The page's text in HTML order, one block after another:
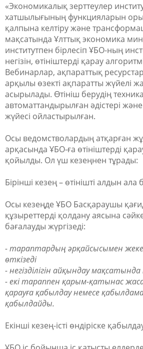
«Экономикалық зерттеулер
хатшылығының функцияларын
қалпына келтіру және
мақсатында Ұлттық экономика
институтпен бірлесіп ҰБО-ның
негізін, өтініштерді қарау
Вебинарлар, ақпараттық
арқылы өзекті ақпаратты жүйелі
асырылады. Өтініш берудің
автоматтандырылған әдістері
жүйесі ойластырылған.
Осы ведомстволардың атқарған
арқасында ҰБО-ға өтініштерді
қойылды. Ол үш кезеңнен тұрады:
Бірінші кезең – өтінішті алдын ала
Осы кезеңде ҰБО Басқараушы
құзыреттерді қолдану аясына
бағалауды жүргізеді:
- тараптардың әрқайсысымен жеке
өткізеді
- негізділігін айқындау мақсатында
- екі тараппен қарым-қатынас
қарауға қабылдау немесе
қабылдайды.
Екінші кезең-істі өндіріске